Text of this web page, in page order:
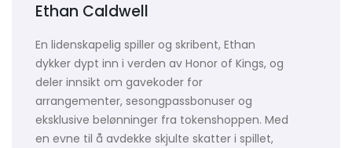
Ethan Caldwell
En lidenskapelig spiller og skribent, Ethan
dykker dypt inn i verden av Honor of Kings, og
deler innsikt om gavekoder for
arrangementer, sesongpassbonuser og
eksklusive belønninger fra tokenshoppen. Med
en evne til å avdekke skjulte skatter i spillet,